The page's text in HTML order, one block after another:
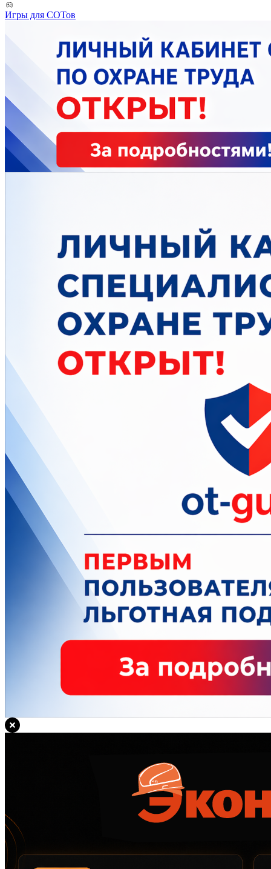
Игры для СОТов